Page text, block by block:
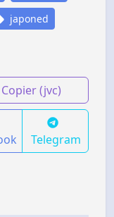
japoned
Copier (jvc)
Telegram